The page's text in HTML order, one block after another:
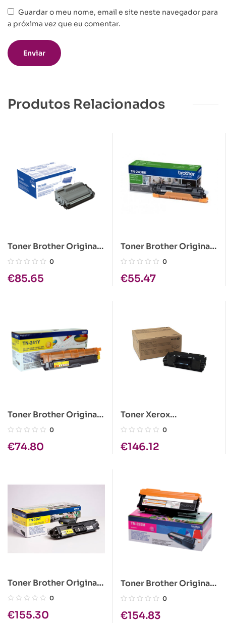
Guardar o meu nome, email e site neste navegador para
a próxima vez que eu comentar.
Produtos Relacionados
Toner Brother Original
TN-3430 0
€85.65
Toner Brother Original
TN-243BK Preto
0
€55.47
Toner Brother Original
TN-241 Y Amarelo
0
€74.80
Toner Xerox
Workcentre 3315 / 3325
106R02311
0
€146.12
Toner Brother Original
TN-326Y Amarelo
0
€155.30
Toner Brother Original
TN-325M Magenta
0
€154.83